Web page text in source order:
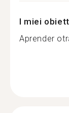
I miei
Aprender